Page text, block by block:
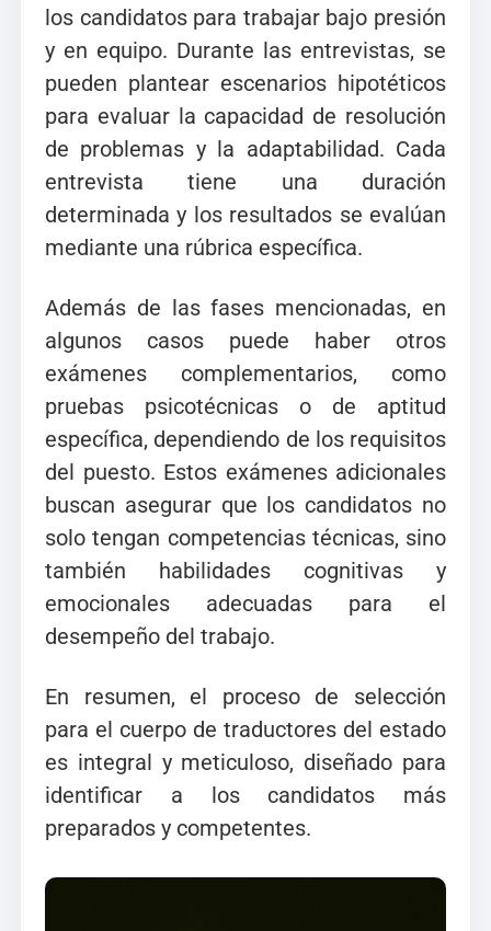
los candidatos para trabajar bajo presión
y en equipo. Durante las entrevistas, se
pueden plantear escenarios hipotéticos
para evaluar la capacidad de resolución
de problemas y la adaptabilidad. Cada
entrevista tiene una duración
determinada y los resultados se evalúan
mediante una rúbrica específica.
Además de las fases mencionadas, en
algunos casos puede haber otros
exámenes complementarios, como
pruebas psicotécnicas o de aptitud
específica, dependiendo de los requisitos
del puesto. Estos exámenes adicionales
buscan asegurar que los candidatos no
solo tengan competencias técnicas, sino
también habilidades cognitivas y
emocionales adecuadas para el
desempeño del trabajo.
En resumen, el proceso de selección
para el cuerpo de traductores del estado
es integral y meticuloso, diseñado para
identificar a los candidatos más
preparados y competentes.